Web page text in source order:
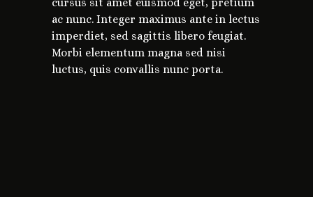
ac nunc. Integer maximus ante in lectus
imperdiet, sed sagittis libero feugiat.
Morbi elementum magna sed nisi
luctus, quis convallis nunc porta.